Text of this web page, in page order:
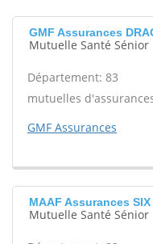
GMF Assurances
Mutuelle Santé Sénior
Département: 83
mutuelles
GMF Assurances
MAAF Assurances SIX
Mutuelle Santé Sénior